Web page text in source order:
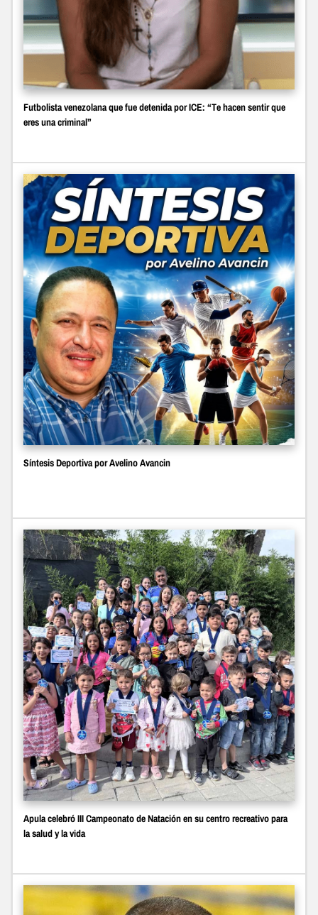
Futbolista venezolana que fue detenida por ICE: “Te hacen sentir que
eres una criminal”
Síntesis Deportiva por Avelino Avancin
Apula celebró III Campeonato de Natación en su centro recreativo para
la salud y la vida